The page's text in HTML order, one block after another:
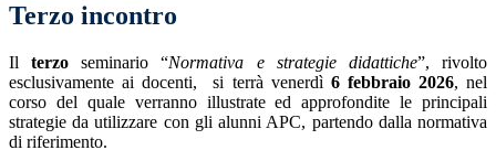
Terzo incontro
Ilterzoseminario “Normativa e strategie didattiche”, rivolto
esclusivamente ai docenti, si terrà venerdì 6 febbraio 2026, nel
corso del quale verranno illustrate ed approfondite le principali
strategie da utilizzare con gli alunni APC, partendo dalla normativa
di riferimento.